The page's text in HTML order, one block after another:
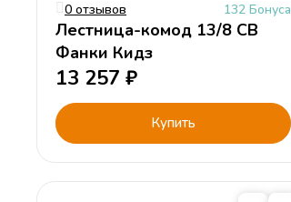
0 отзывов 132 Бонуса
Лестница-комод 13/8 СВ
Фанки Кидз
13 257 ₽
Купить